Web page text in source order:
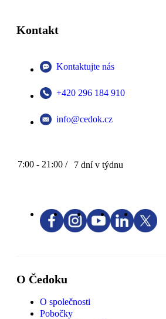
Kontakt
Kontaktujte nás
+420 296 184 910
info@cedok.cz
7:00 - 21:00 / 7 dní v týdnu
O Čedoku
O společnosti
Pobočky